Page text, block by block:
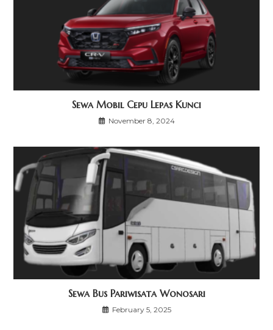
Sewa Mobil Cepu Lepas Kunci
November 8, 2024
Sewa Bus Pariwisata Wonosari
February 5, 2025